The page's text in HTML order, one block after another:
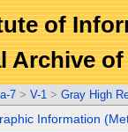
of
Archive
7 > V-1 > Gray High
Information